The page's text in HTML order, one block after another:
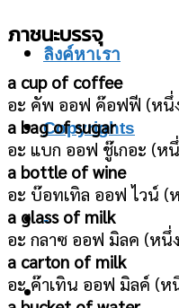
ลิงค์หาเรา
Copyrights
-
ภาชนะบรรจุ
a cup of coffee
อะ คัพ ออฟ ค๊อฟฟี (หนึ่
a bag of sugar
อะ แบก ออฟ ชู๊เกอะ (ห
a bottle of wine
อะ บ๊อทเทิล ออฟ ไวน์ (
a glass of milk
อะ กลาซ ออฟ มิลค (หนึ่
a carton of milk
อะ ค๊าเทิน ออฟ มิลค์ (ห